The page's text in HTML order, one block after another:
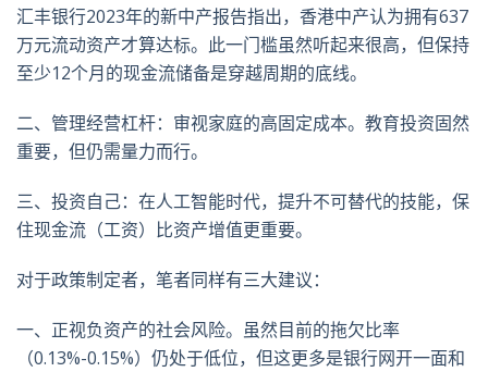
汇丰银行2023年的新中产报告指出，香港中产认为拥有637
万元流动资产才算达标。此一门槛虽然听起来很高，但保持
至少12个月的现金流储备是穿越周期的底线。
二、管理经营杠杆：审视家庭的高固定成本。教育投资固然
重要，但仍需量力而行。
三、投资自己：在人工智能时代，提升不可替代的技能，保
住现金流（工资）比资产增值更重要。
对于政策制定者，笔者同样有三大建议：
一、正视负资产的社会风险。虽然目前的拖欠比率
（0.13%-0.15%）仍处于低位，但这更多是银行网开一面和